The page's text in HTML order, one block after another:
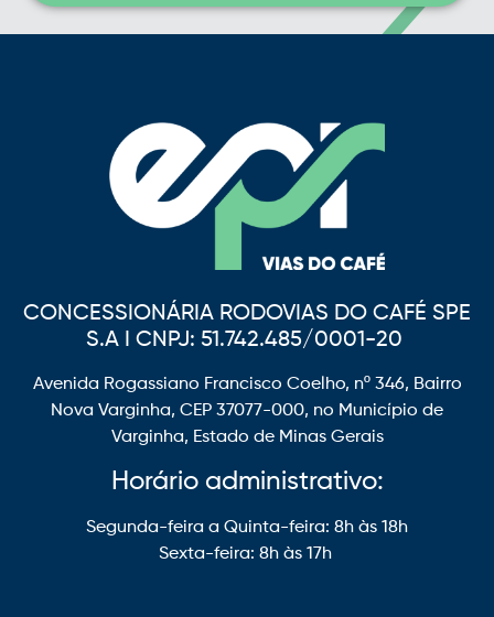
CONCESSIONÁRIA RODOVIAS DO CAFÉ SPE
S.A I CNPJ: 51.742.485/0001-20
Avenida Rogassiano Francisco Coelho, nº 346, Bairro
Nova Varginha, CEP 37077-000, no Município de
Varginha, Estado de Minas Gerais
Horário administrativo:
Segunda-feira a Quinta-feira: 8h às 18h
Sexta-feira: 8h às 17h